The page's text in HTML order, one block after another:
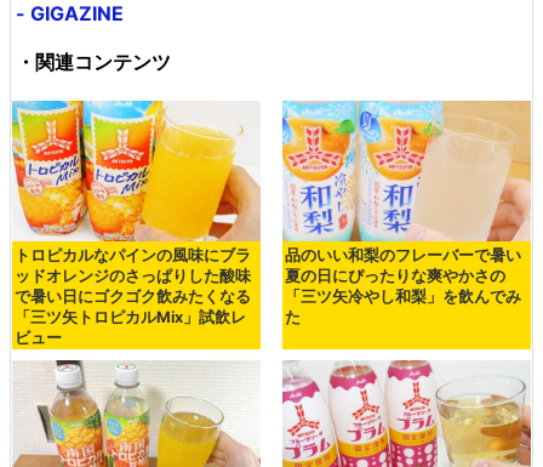
- GIGAZINE
・関連コンテンツ
トロピカルなパインの風味にブラ
ッドオレンジのさっぱりした酸味
で暑い日にゴクゴク飲みたくなる
「三ツ矢トロピカルMix」試飲レ
ビュー
品のいい和梨のフレーバーで暑い
夏の日にぴったりな爽やかさの
「三ツ矢冷やし和梨」を飲んでみ
た